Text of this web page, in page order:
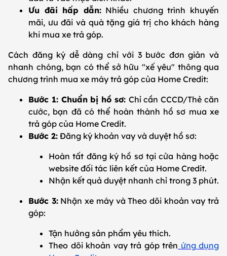
Ưu đãi hấp dẫn:Nhiều chương trình khuyến
mãi, ưu đãi và quà tặng giá trị cho khách hàng
khi mua xe trả góp.
Cách đăng ký dễ dàng chỉ với 3 bước đơn giản và
nhanh chóng, bạn có thể sở hữu "xế yêu" thông qua
chương trình mua xe máy trả góp của Home Credit:
Bước 1: Chuẩn bị hồ sơ: Chỉ cần CCCD/Thẻ căn
cước, bạn đã có thể hoàn thành hồ sơ mua xe
trả góp của Home Credit.
Bước 2: Đăng ký khoản vay và duyệt hồ sơ:
Hoàn tất đăng ký hồ sơ tại cửa hàng hoặc
website đối tác liên kết của Home Credit.
Nhận kết quả duyệt nhanh chỉ trong 3 phút.
Bước 3:Nhận xe máy và Theo dõi khoản vay trả
góp:
Tận hưởng sản phẩm yêu thích.
Theo dõi khoản vay trả góp trên ứng dụng